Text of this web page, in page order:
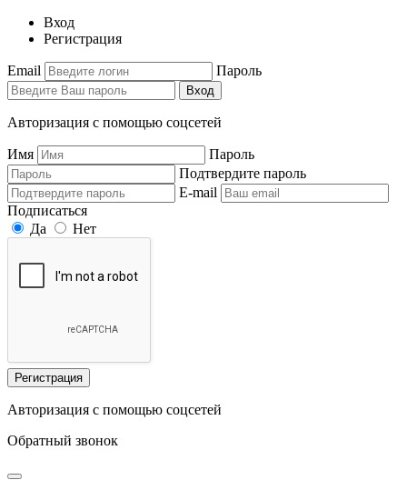
Вход
Регистрация
Email Пароль
Вход
Авторизация с помощью соцсетей
Имя
Пароль
Подтвердите пароль
E-mail
Подписаться
Да
Нет
Регистрация
Авторизация с помощью соцсетей
Обратный звонок